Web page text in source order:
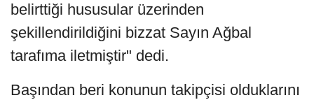
belirttiği hususular üzerinden
şekillendirildiğini bizzat Sayın Ağbal
tarafıma iletmiştir" dedi.
Başından beri konunun takipçisi olduklarını